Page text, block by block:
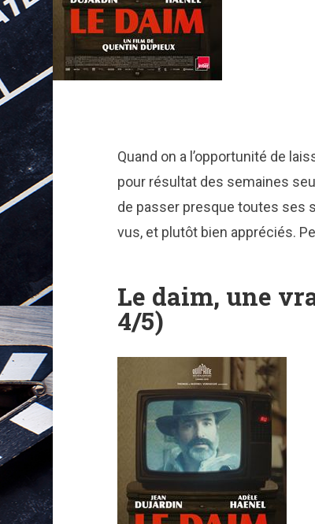
Quand on a l’opportunité de
pour résultat des semaines
de passer presque toutes ses
vus, et plutôt bien appréciés.
Le daim, une
4/5)